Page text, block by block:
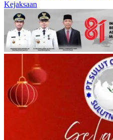
Kejaksaan